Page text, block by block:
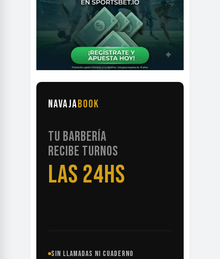
NAVAJABOOK
TU BARBERÍA
RECIBE TURNOS
LAS 24HS
SIN LLAMADAS NI CUADERNO